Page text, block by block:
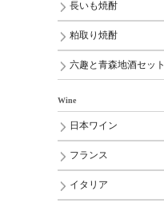
長いも焼酎
粕取り焼酎
六趣と青森地酒セット
Wine
日本ワイン
フランス
イタリア